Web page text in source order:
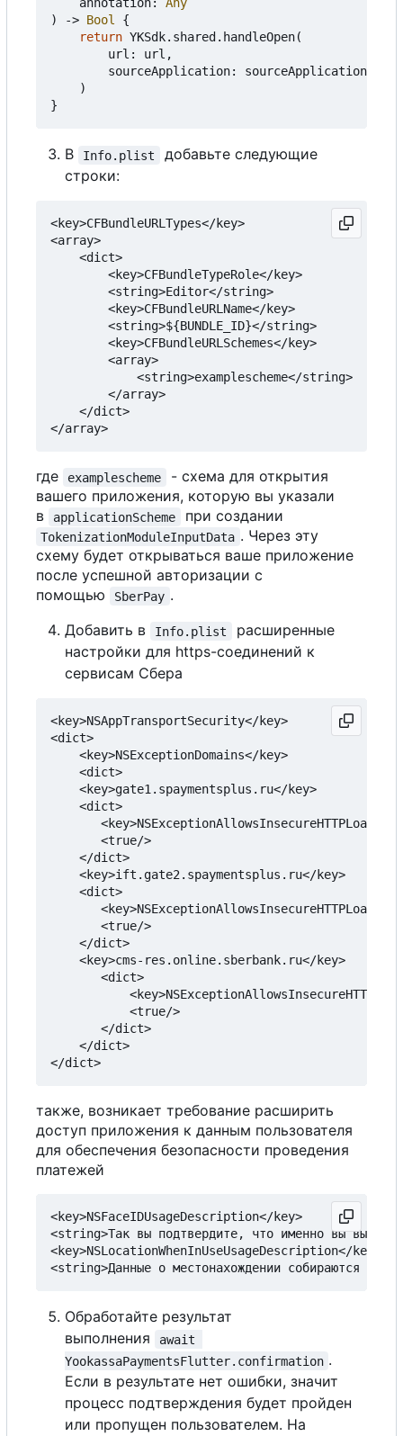
annotation:
Any
)
-> Bool
{
return YKSdk. shared . handleOpen(
url : url ,
sourceApplication:
sourceApplication
)
}
В Info.plist
добавьте следующие
строки:
<key>CFBundleURLTypes</key>
<array>
    <dict>
        <key>CFBundleTypeRole</key>
        <string>Editor</string>
        <key>CFBundleURLName</key>
        <string>${BUNDLE_ID}</string>
        <key>CFBundleURLSchemes</key>
        <array>
            <string>examplescheme</string>
        </array>
    </dict>
где examplescheme
- схема для открытия
вашего приложения, которую вы указали
в
applicationScheme при создании
TokenizationModuleInputData . Через эту
схему будет открываться ваше приложение
после успешной авторизации с
помощью
SberPay .
Добавить в
Info.plist
расширенные
настройки для https-соединений к
сервисам Сбера
<key>NSAppTransportSecurity</key>
<dict>
    <key>NSExceptionDomains</key>
    <dict>
    <key>gate1.spaymentsplus.ru</key>
    <dict>
<key>NSExceptionAllowsInsecureHTTPLoads</
       <true/>
    </dict>
    <key>ift.gate2.spaymentsplus.ru</key>
    <dict>
<key>NSExceptionAllowsInsecureHTTPLoads</
       <true/>
    </dict>
    <key>cms-res.online.sberbank.ru</key>
       <dict>
           <true/>
       </dict>
    </dict>
также, возникает требование расширить
доступ приложения к данным пользователя
для обеспечения безопасности проведения
платежей
<key>NSFaceIDUsageDescription</key>
<string>Так вы подтвердите, что именно вы
<key>NSLocationWhenInUseUsageDescription</key>
Обработайте результат
выполнения
await
YookassaPaymentsFlutter.confirmation .
Если в результате нет ошибки, значит
процесс подтверждения будет пройден
или пропущен пользователем. На